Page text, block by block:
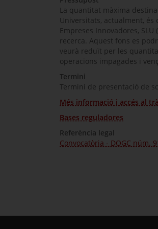
La quantitat màxima
Universitats, actualment,
Empreses Innovadores,
recerca. Aquest fons es
veurà reduït per les
operacions impagades i
Termini
Termini de presentació de
Més informació i accés al
Bases reguladores
Referència legal
Convocatòria - DOGC núm.